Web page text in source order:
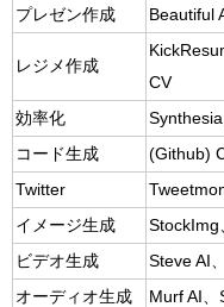
プレゼン作成 Beautiful
レジメ作成
CV
効率化
コード生成
(Github)
Twitter
イメージ生成
StockImg
ビデオ生成
Steve AI
オーディオ生成
Murf AI